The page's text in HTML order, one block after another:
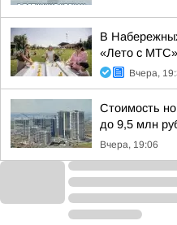
В
«Лето с МТС»
Вчера,
Стоимость
до 9,5 млн
Вчера, 19:06